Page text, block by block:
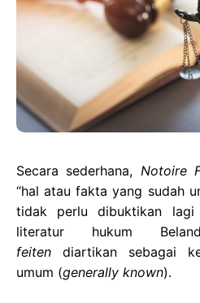
Secara sederhana, Notoire
“hal atau fakta yang sudah
tidak perlu dibuktikan lagi
literatur hukum
feiten diartikan sebagai
umum (generally known).